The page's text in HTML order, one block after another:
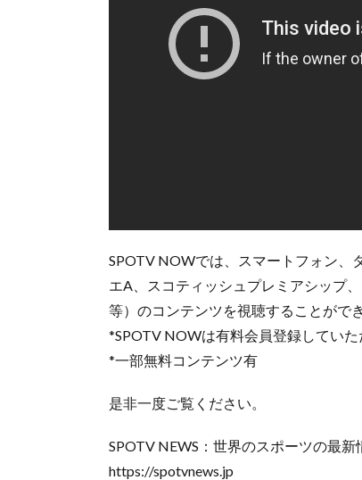
SPOTV NOWでは、スマートフォン、
エA、スコティッシュプレミアシップ
等）のコンテンツを視聴することができ
*SPOTV NOWは有料会員登録してい
*一部無料コンテンツ有
是非一度ご覧ください。
SPOTV NEWS：世界のスポーツの最
https://spotvnews.jp